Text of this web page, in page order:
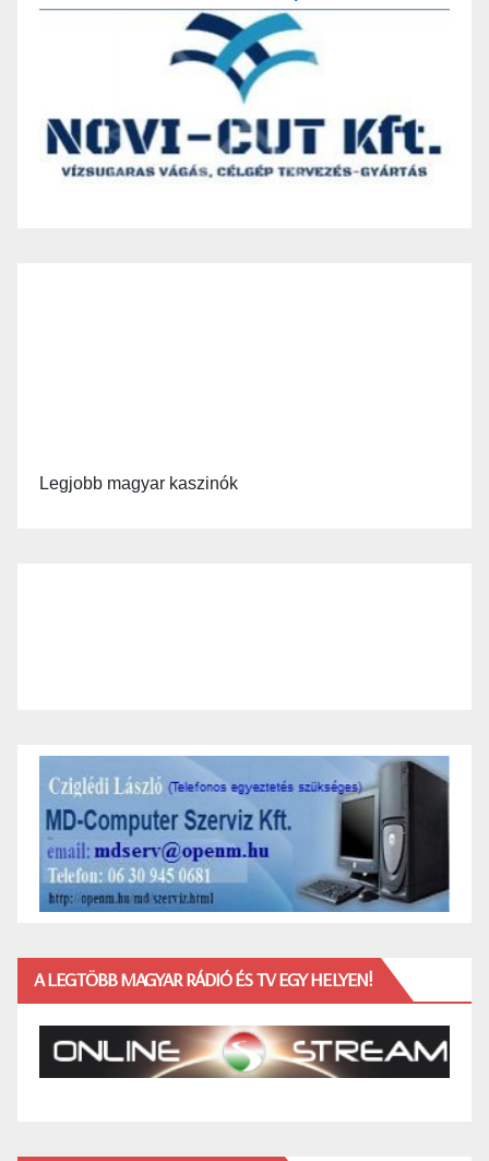
Legjobb magyar kaszinók
A LEGTÖBB MAGYAR RÁDIÓ ÉS TV EGY HELYEN!